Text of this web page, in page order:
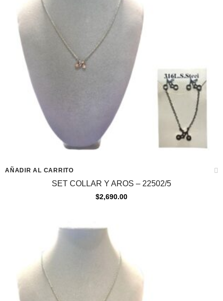
AÑADIR AL CARRITO
SET COLLAR Y AROS – 22502/5
$2,690.00